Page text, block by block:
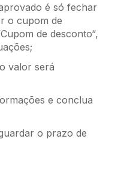
é só fechar
o cupom de
de desconto“,
valor será
e conclua
o prazo de